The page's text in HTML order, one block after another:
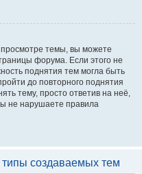
темы, вы можете
форума. Если этого не
поднятия тем могла быть
до повторного поднятия
тему, просто ответив на неё,
не нарушаете правила
создаваемых тем